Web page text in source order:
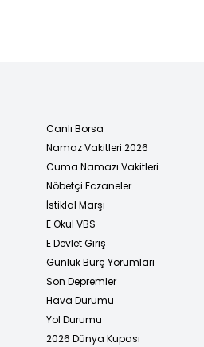
Canlı Borsa
Namaz Vakitleri 2026
Cuma Namazı Vakitleri
Nöbetçi Eczaneler
İstiklal Marşı
E Okul VBS
E Devlet Giriş
Günlük Burç Yorumları
Son Depremler
Hava Durumu
Yol Durumu
2026 Dünya Kupası